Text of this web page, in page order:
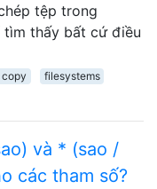
tệp trong
tìm thấy bất cứ điều
copy
filesystems
và * (sao /
các tham số?